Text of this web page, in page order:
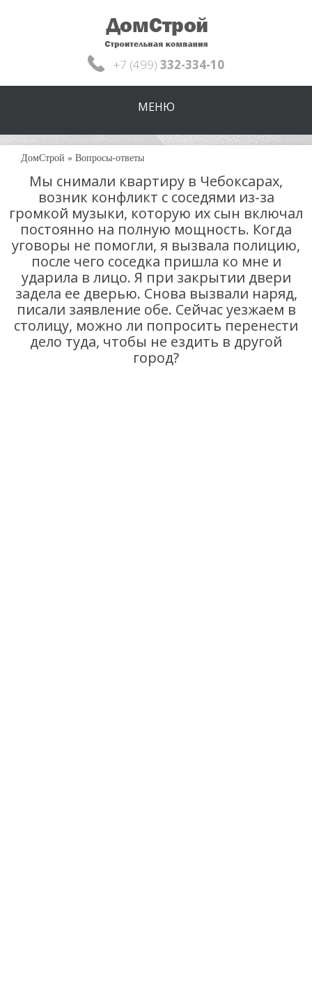
+7 (499) 332-334-10
МЕНЮ
ДомСтрой » Вопросы-ответы
Мы снимали квартиру в Чебоксарах,
возник конфликт с соседями из-за
громкой музыки, которую их сын включал
постоянно на полную мощность. Когда
уговоры не помогли, я вызвала полицию,
после чего соседка пришла ко мне и
ударила в лицо. Я при закрытии двери
задела ее дверью. Снова вызвали наряд,
писали заявление обе. Сейчас уезжаем в
столицу, можно ли попросить перенести
дело туда, чтобы не ездить в другой
город?